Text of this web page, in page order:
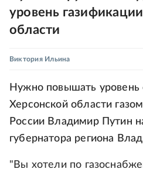
уровень
области
Виктория Ильина
Нужно повышать уровень
Херсонской области
России Владимир Путин
губернатора региона
"Вы хотели по